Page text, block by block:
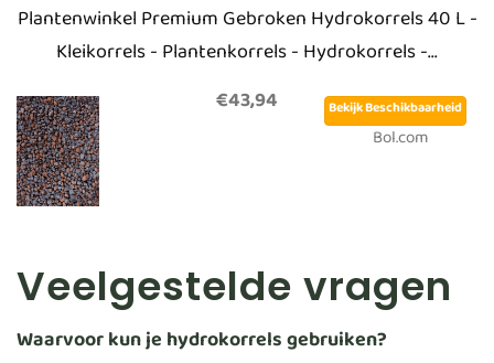
Plantenwinkel Premium Gebroken Hydrokorrels 40 L -
Kleikorrels - Plantenkorrels - Hydrokorrels -...
€43,94
Bekijk Beschikbaarheid
Bol.com
Veelgestelde vragen
Waarvoor kun je hydrokorrels gebruiken?